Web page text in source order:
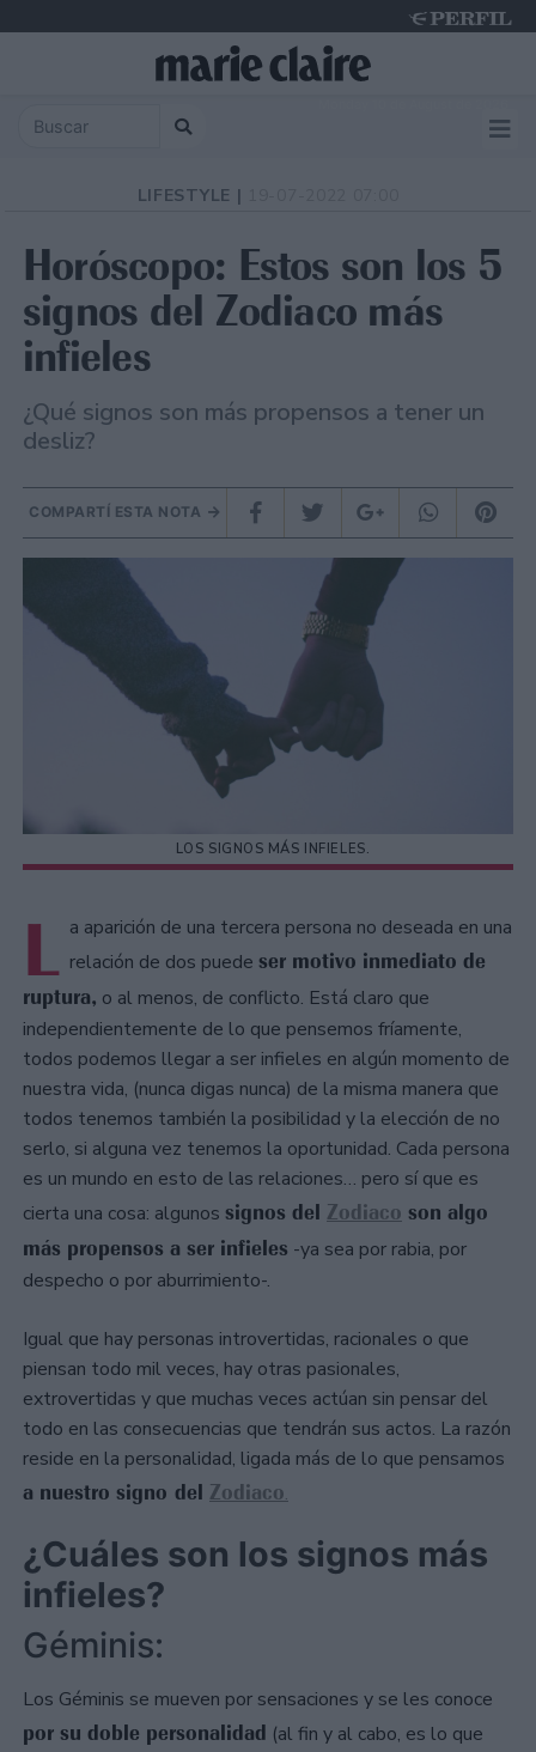
LIFESTYLE |
Horóscopo: Estos son los 5
signos del Zodiaco más
infieles
¿Qué signos son más propensos a tener un
desliz?
COMPARTÍ ESTA NOTA
LOS SIGNOS MÁS INFIELES.
L a aparición de una tercera persona no deseada en una
relación de dos puede ser motivo inmediato de
ruptura, o al menos, de conflicto. Está claro que
independientemente de lo que pensemos fríamente,
todos podemos llegar a ser infieles en algún momento de
nuestra vida, (nunca digas nunca) de la misma manera que
todos tenemos también la posibilidad y la elección de no
serlo, si alguna vez tenemos la oportunidad. Cada persona
es un mundo en esto de las relaciones… pero sí que es
cierta una cosa: algunos signos del Zodiaco son algo
más propensos a ser infieles -ya sea por rabia, por
despecho o por aburrimiento-.
Igual que hay personas introvertidas, racionales o que
piensan todo mil veces, hay otras pasionales,
extrovertidas y que muchas veces actúan sin pensar del
todo en las consecuencias que tendrán sus actos. La razón
reside en la personalidad, ligada más de lo que pensamos
a nuestro signo del Zodiaco.
¿Cuáles son los signos más
infieles?
Géminis:
Los Géminis se mueven por sensaciones y se les conoce
por su doble personalidad (al fin y al cabo, es lo que